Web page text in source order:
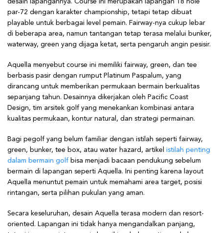
par-72 dengan karakter championship, tetapi tetap dibuat
playable untuk berbagai level pemain. Fairway-nya cukup lebar
di beberapa area, namun tantangan tetap terasa melalui bunker,
waterway, green yang dijaga ketat, serta pengaruh angin pesisir.
Aquella menyebut course ini memiliki fairway, green, dan tee
berbasis pasir dengan rumput Platinum Paspalum, yang
dirancang untuk memberikan permukaan bermain berkualitas
sepanjang tahun. Desainnya dikerjakan oleh Pacific Coast
Design, tim arsitek golf yang menekankan kombinasi antara
kualitas permukaan, kontur natural, dan strategi permainan.
Bagi pegolf yang belum familiar dengan istilah seperti fairway,
green, bunker, tee box, atau water hazard, artikel istilah penting
dalam bermain golf bisa menjadi bacaan pendukung sebelum
bermain di lapangan seperti Aquella. Ini penting karena layout
Aquella menuntut pemain untuk memahami area target, posisi
rintangan, serta pilihan pukulan yang aman.
Secara keseluruhan, desain Aquella terasa modern dan resort-
oriented. Lapangan ini tidak hanya mengandalkan panjang,